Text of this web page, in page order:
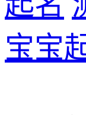
宝宝